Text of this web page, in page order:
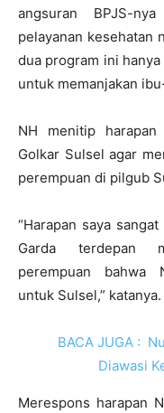
angsuran BPJS-
pelayanan kesehatan
dua program ini
untuk memanjakan
NH menitip harapan
Golkar Sulsel agar
perempuan di pilgub
“Harapan saya
Garda terdepan
perempuan bahwa
untuk Sulsel,” katanya.
BACA JUGA :
Diawasi
Merespons harapan